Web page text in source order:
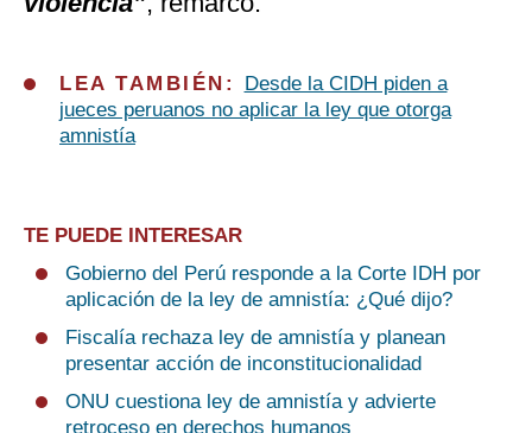
LEA TAMBIÉN:
Desde la CIDH piden a
jueces peruanos no aplicar la ley que otorga
amnistía
TE PUEDE INTERESAR
Gobierno del Perú responde a la Corte IDH por
aplicación de la ley de amnistía: ¿Qué dijo?
Fiscalía rechaza ley de amnistía y planean
presentar acción de inconstitucionalidad
ONU cuestiona ley de amnistía y advierte
retroceso en derechos humanos